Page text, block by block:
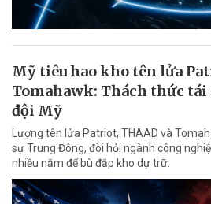
Mỹ tiêu hao kho tên lửa
Tomahawk: Thách thức tái
đội Mỹ
Lượng tên lửa Patriot, THAAD và
sự Trung Đông, đòi hỏi ngành công
nhiều năm để bù đắp kho dự trữ.